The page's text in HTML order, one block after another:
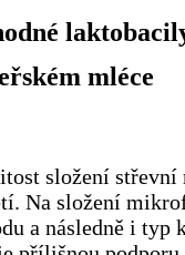
mléce
složení
Na složení
a následně i typ